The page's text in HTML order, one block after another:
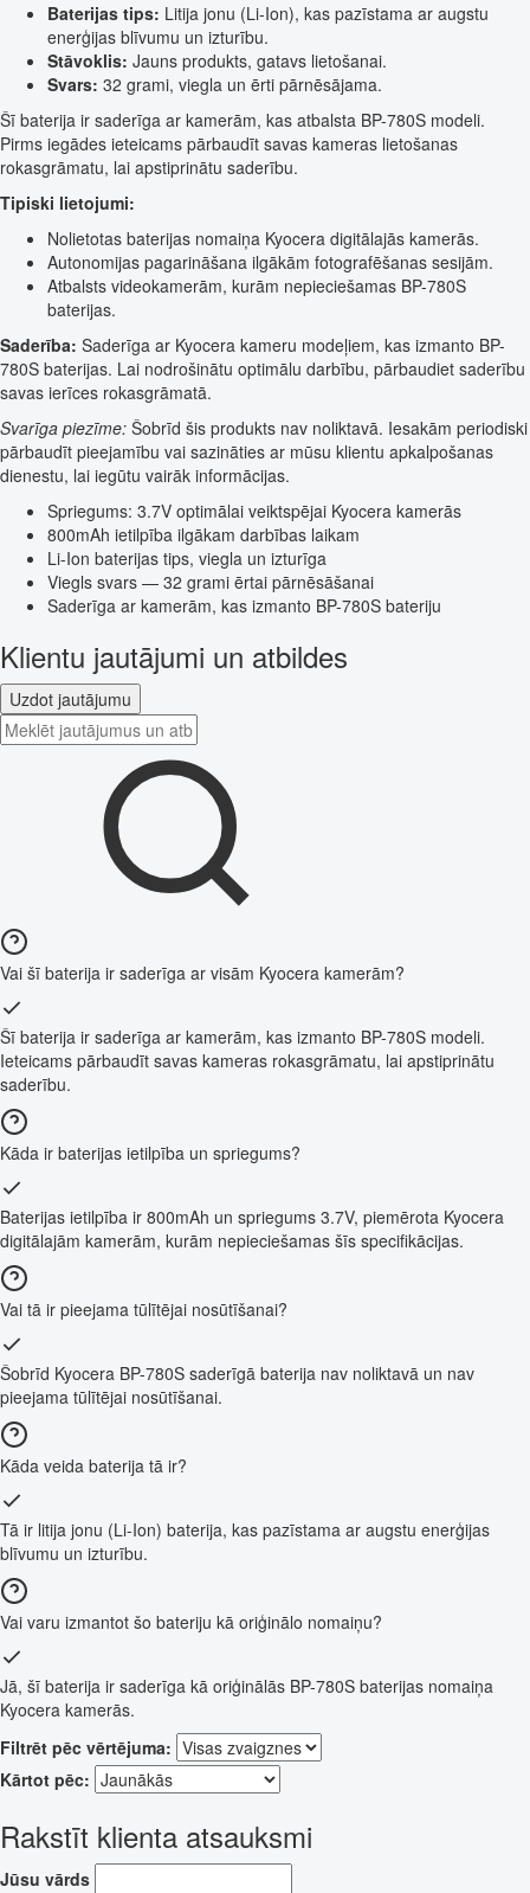
Baterijas tips: Litija jonu (Li-Ion), kas pazīstama ar augstu
enerģijas blīvumu un izturību.
Stāvoklis: Jauns produkts, gatavs lietošanai.
Svars: 32 grami, viegla un ērti pārnēsājama.
Šī baterija ir saderīga ar kamerām, kas atbalsta BP-780S modeli.
Pirms iegādes ieteicams pārbaudīt savas kameras lietošanas
rokasgrāmatu, lai apstiprinātu saderību.
Tipiski lietojumi:
Nolietotas baterijas nomaiņa Kyocera digitālajās kamerās.
Autonomijas pagarināšana ilgākām fotografēšanas sesijām.
Atbalsts videokamerām, kurām nepieciešamas BP-780S
baterijas.
Saderība: Saderīga ar Kyocera kameru modeļiem, kas izmanto BP-
780S baterijas. Lai nodrošinātu optimālu darbību, pārbaudiet saderību
savas ierīces rokasgrāmatā.
Svarīga piezīme: Šobrīd šis produkts nav noliktavā. Iesakām periodiski
pārbaudīt pieejamību vai sazināties ar mūsu klientu apkalpošanas
dienestu, lai iegūtu vairāk informācijas.
Spriegums: 3.7V optimālai veiktspējai Kyocera kamerās
800mAh ietilpība ilgākam darbības laikam
Li-Ion baterijas tips, viegla un izturīga
Viegls svars — 32 grami ērtai pārnēsāšanai
Saderīga ar kamerām, kas izmanto BP-780S bateriju
Klientu jautājumi un atbildes
Uzdot jautājumu
Vai šī baterija ir saderīga ar visām Kyocera kamerām?
Šī baterija ir saderīga ar kamerām, kas izmanto BP-780S modeli.
Ieteicams pārbaudīt savas kameras rokasgrāmatu, lai apstiprinātu
saderību.
Kāda ir baterijas ietilpība un spriegums?
Baterijas ietilpība ir 800mAh un spriegums 3.7V, piemērota Kyocera
digitālajām kamerām, kurām nepieciešamas šīs specifikācijas.
Vai tā ir pieejama tūlītējai nosūtīšanai?
Šobrīd Kyocera BP-780S saderīgā baterija nav noliktavā un nav
pieejama tūlītējai nosūtīšanai.
Kāda veida baterija tā ir?
Tā ir litija jonu (Li-Ion) baterija, kas pazīstama ar augstu enerģijas
blīvumu un izturību.
Vai varu izmantot šo bateriju kā oriģinālo nomaiņu?
Jā, šī baterija ir saderīga kā oriģinālās BP-780S baterijas nomaiņa
Kyocera kamerās.
Filtrēt pēc vērtējuma:
Kārtot pēc:
Rakstīt klienta atsauksmi
Jūsu vārds